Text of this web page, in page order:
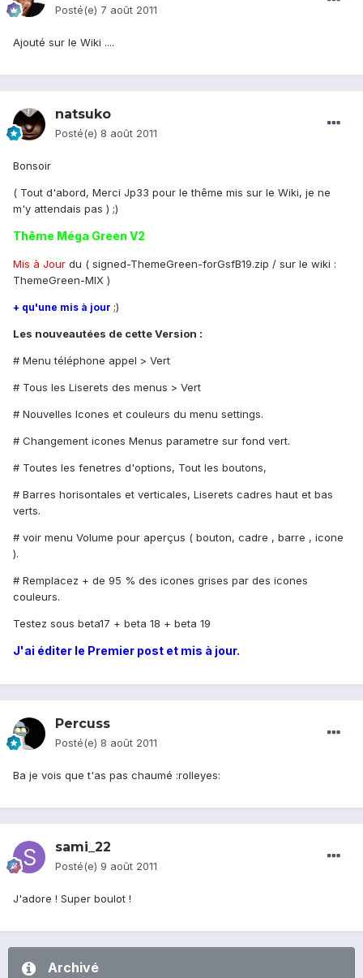
Posté(e) 7 août 2011
Ajouté sur le Wiki ....
natsuko
Posté(e) 8 août 2011
Bonsoir
( Tout d'abord, Merci Jp33 pour le thême mis sur le Wiki, je ne
m'y attendais pas ) ;)
Thême Méga Green V2
Mis à Jour du ( signed-ThemeGreen-forGsfB19.zip / sur le wiki :
ThemeGreen-MIX )
+ qu'une mis à jour ;)
Les nouveautées de cette Version :
# Menu téléphone appel > Vert
# Tous les Liserets des menus > Vert
# Nouvelles Icones et couleurs du menu settings.
# Changement icones Menus parametre sur fond vert.
# Toutes les fenetres d'options, Tout les boutons,
# Barres horisontales et verticales, Liserets cadres haut et bas
verts.
# voir menu Volume pour aperçus ( bouton, cadre , barre , icone
).
# Remplacez + de 95 % des icones grises par des icones
couleurs.
Testez sous beta17 + beta 18 + beta 19
J'ai éditer le Premier post et mis à jour.
Percuss
Posté(e) 8 août 2011
Ba je vois que t'as pas chaumé :rolleyes:
sami_22
Posté(e) 9 août 2011
J'adore ! Super boulot !
Archivé